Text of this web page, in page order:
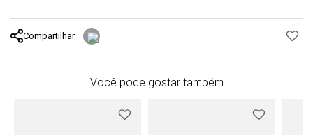
Compartilhar
Você pode gostar também